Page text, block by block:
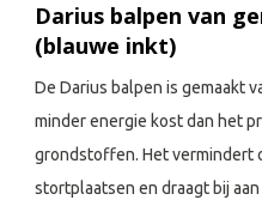
Darius balpen van
(blauwe inkt)
De Darius balpen is gemaakt
minder energie kost dan het
grondstoffen. Het vermindert
stortplaatsen en draagt bij